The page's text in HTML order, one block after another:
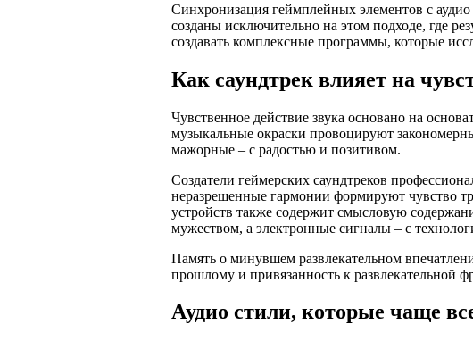
Синхронизация геймплейных элементов с
созданы исключительно на этом подходе, где
создавать комплексные программы, которые
Как саундтрек влияет на
Чувственное действие звука основано на
музыкальные окраски провоцируют
мажорные – с радостью и позитивом.
Создатели геймерских саундтреков
неразрешенные гармонии формируют чувство
устройств также содержит смысловую
мужеством, а электронные сигналы – с
Память о минувшем развлекательном
прошлому и привязанность к развлекательной
Аудио стили, которые чаще